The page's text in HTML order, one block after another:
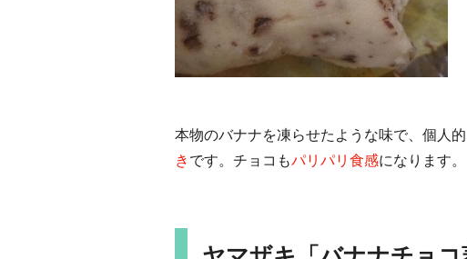
本物のバナナを凍らせたような味で、個人
き です。チョコもパリパリ食感になります。